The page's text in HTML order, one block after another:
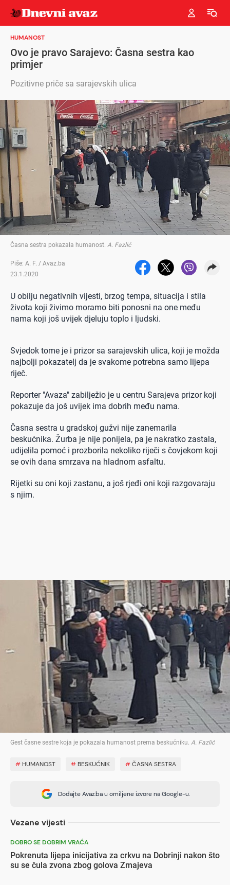
HUMANOST
Ovo je pravo Sarajevo: Časna sestra kao
primjer
Pozitivne priče sa sarajevskih ulica
Časna sestra pokazala humanost A. Fazlić
Piše: A. F. / Avaz.ba
23.1.2020
U obilju negativnih vijesti, brzog tempa, situacija i stila
života koji živimo moramo biti ponosni na one među
nama koji još uvijek djeluju toplo i ljudski.
Svjedok tome je i prizor sa sarajevskih ulica, koji je možda
najbolji pokazatelj da je svakome potrebna samo lijepa
riječ.
Reporter "Avaza" zabilježio je u centru Sarajeva prizor koji
pokazuje da još uvijek ima dobrih među nama.
Časna sestra u gradskoj gužvi nije zanemarila
beskućnika. Žurba je nije ponijela, pa je nakratko zastala,
udijelila pomoć i prozborila nekoliko riječi s čovjekom koji
se ovih dana smrzava na hladnom asfaltu.
Rijetki su oni koji zastanu, a još rjeđi oni koji razgovaraju
s njim.
Gest časne sestre koja je pokazala humanost prema beskućniku. A. Fazlić
# HUMANOST # BESKUĆNIK #ČASNA SESTRA
Dodajte Avaz.ba u omiljene izvore na Google-u.
Vezane vijesti
DOBRO SE DOBRIM VRAĆA
Pokrenuta lijepa inicijativa za crkvu na Dobrinji nakon što
su se čula zvona zbog golova Zmajeva